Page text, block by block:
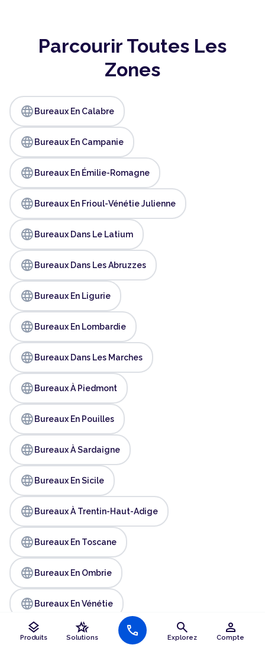
layers
Produits
hotel_class
Solutions call search
Explorez
person
Compte
Parcourir Toutes Les
Zones
language Bureaux En Calabre
language Bureaux En Campanie
language Bureaux En Émilie-Romagne
language Bureaux En Frioul-Vénétie Julienne
language Bureaux Dans Le Latium
language Bureaux Dans Les Abruzzes
language Bureaux En Ligurie
language Bureaux En Lombardie
language Bureaux Dans Les Marches
language Bureaux À Piedmont
language Bureaux En Pouilles
language Bureaux À Sardaigne
language Bureaux En Sicile
language Bureaux À Trentin-Haut-Adige
language Bureaux En Toscane
language Bureaux En Ombrie
language Bureaux En Vénétie